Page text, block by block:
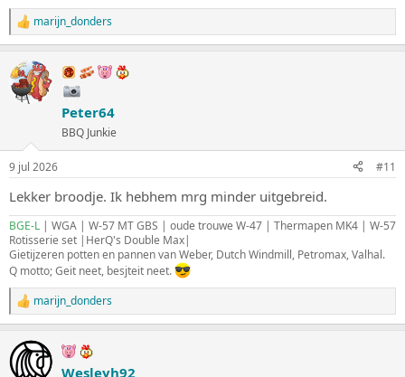
W
a
r
d
e
e
:
marijn_donders
Peter64
BBQ Junkie
9 jul 2026 #11
Lekker broodje. Ik hebhem mrg minder uitgebreid.
BGE-L | WGA | W-57 MT GBS | oude trouwe W-47 | Thermapen MK4 | W-57
Rotisserie set |HerQ's Double Max|
Gietijzeren potten en pannen van Weber, Dutch Windmill, Petromax, Valhal.
Q motto; Geit neet, besjteit neet.
W
a
r
d
marijn_donders
Wesleyh92